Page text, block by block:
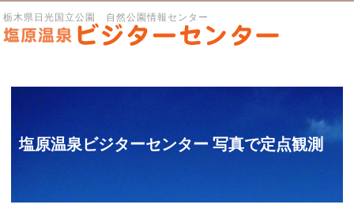
栃木県日光国立公園 自然公園情報センター
塩原温泉ビジターセンター 写真で定点観測